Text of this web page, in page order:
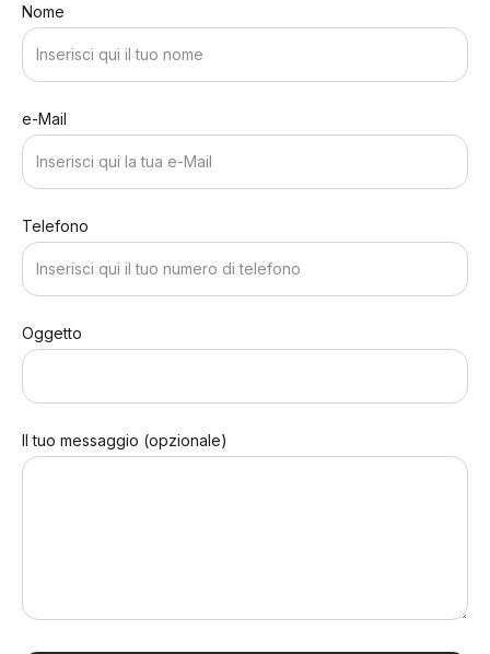
Nome
e-Mail
Telefono
Oggetto
Il tuo messaggio (opzionale)